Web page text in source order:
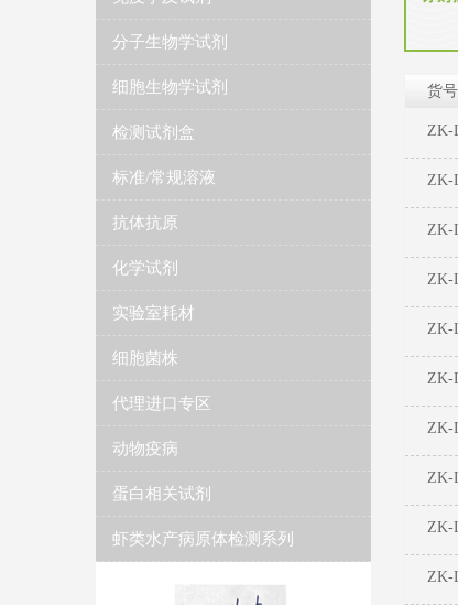
分子生物学试剂
细胞生物学试剂
检测试剂盒
标准/常规溶液
抗体抗原
化学试剂
实验室耗材
细胞菌株
代理进口专区
动物疫病
蛋白相关试剂
虾类水产病原体检测系列
货号
ZK-
ZK-
ZK-
ZK-
ZK-
ZK-
ZK-
ZK-
ZK-
ZK-